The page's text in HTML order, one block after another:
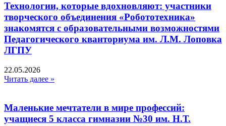
Технологии, которые вдохновляют: участники
творческого объединения «Робототехника»
знакомятся с образовательными возможностями
Педагогического кванториума им. Л.М. Лоповка
ЛГПУ
22.05.2026
Читать далее »
Маленькие мечтатели в мире профессий:
учащиеся 5 класса гимназии №30 им. Н.Т.